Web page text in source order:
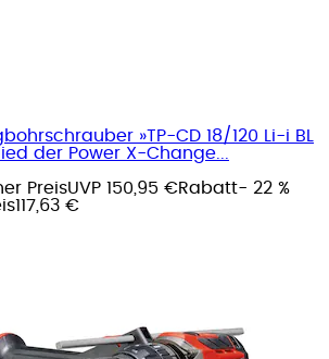
»TP-CD 18/120 Li-i BL
der Power X-Change...
PreisUVP 150,95 €Rabatt- 22 %
117,63 €